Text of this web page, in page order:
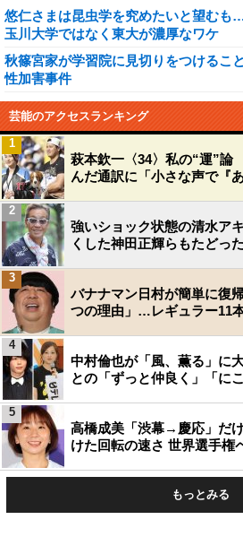
悠仁さまは昆虫学を究めたいと望むも
玉川大学ではなく東大が濃厚なワケ
秋篠宮家が学習院に見切りをつけるこ
性加害事件
芸能のアクセスランキング
萩本欽一〈34〉私の“運”
んだ通訳に「小さな声で『
1
強いショック状態の清水ア
くした神田正輝らもたどっ
2
バナナマン日村が簡単に復
つの理由」…レギュラー11
3
中村倫也が「風、薫る」に
との「ずっと仲良く」「に
4
高橋成美「渋幕→慶応」だ
けた回転の速さ 世界選手権
5
もっとみる